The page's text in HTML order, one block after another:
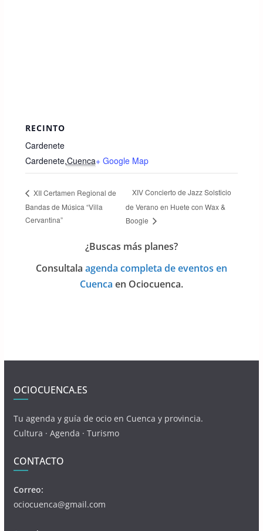
RECINTO
Cardenete
Cardenete,Cuenca+ Google Map
XII Certamen Regional de
Bandas de Música “Villa
Cervantina”
XIV Concierto de Jazz Solsticio
de Verano en Huete con Wax &
Boogie
¿Buscas más planes?
Consultala agenda completa de eventos en
Cuenca en Ociocuenca.
OCIOCUENCA.ES
Tu agenda y guía de ocio en Cuenca y provincia.
Cultura · Agenda · Turismo
CONTACTO
Correo:
ociocuenca@gmail.com